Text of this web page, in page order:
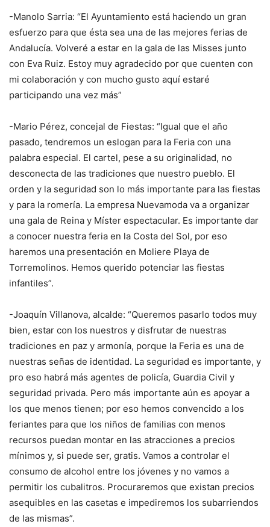
-Manolo Sarria: “El Ayuntamiento está haciendo un gran
esfuerzo para que ésta sea una de las mejores ferias de
Andalucía. Volveré a estar en la gala de las Misses junto
con Eva Ruiz. Estoy muy agradecido por que cuenten con
mi colaboración y con mucho gusto aquí estaré
participando una vez más”
-Mario Pérez, concejal de Fiestas: “Igual que el año
pasado, tendremos un eslogan para la Feria con una
palabra especial. El cartel, pese a su originalidad, no
desconecta de las tradiciones que nuestro pueblo. El
orden y la seguridad son lo más importante para las fiestas
y para la romería. La empresa Nuevamoda va a organizar
una gala de Reina y Míster espectacular. Es importante dar
a conocer nuestra feria en la Costa del Sol, por eso
haremos una presentación en Moliere Playa de
Torremolinos. Hemos querido potenciar las fiestas
infantiles”.
-Joaquín Villanova, alcalde: “Queremos pasarlo todos muy
bien, estar con los nuestros y disfrutar de nuestras
tradiciones en paz y armonía, porque la Feria es una de
nuestras señas de identidad. La seguridad es importante, y
pro eso habrá más agentes de policía, Guardia Civil y
seguridad privada. Pero más importante aún es apoyar a
los que menos tienen; por eso hemos convencido a los
feriantes para que los niños de familias con menos
recursos puedan montar en las atracciones a precios
mínimos y, si puede ser, gratis. Vamos a controlar el
consumo de alcohol entre los jóvenes y no vamos a
permitir los cubalitros. Procuraremos que existan precios
asequibles en las casetas e impediremos los subarriendos
de las mismas”.